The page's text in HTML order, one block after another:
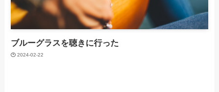
ブルーグラスを聴きに行った
2024-02-22